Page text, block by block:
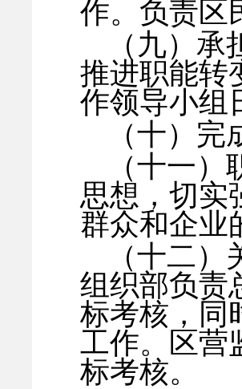
作。负责区
（九）
推进职能转
作领导小组
（十）
（十一
思想，切实
群众和企业
（十二
组织部负责
标考核，同
工作。区营
标考核。